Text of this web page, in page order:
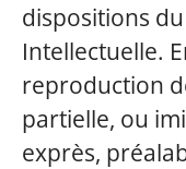
dispositions
Intellectuelle.
reproduction
partielle, ou
exprès,